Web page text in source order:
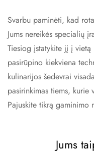
Svarbu paminėti, kad
Jums nereikės specialių
Tiesiog įstatykite jį į
pasirūpino kiekviena
kulinarijos šedevrai
pasirinkimas tiems, kurie
Pajuskite tikrą gaminimo
Jums